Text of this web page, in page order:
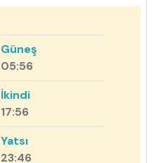
Güneş
05:56
İkindi
17:56
Yatsı
23:46